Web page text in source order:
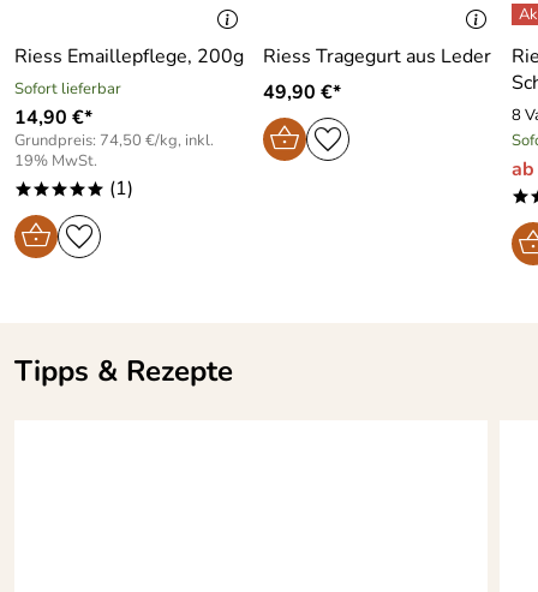
Hersteller: Riess Kelomat GmbH, Maisberg 47, 3341
bakterienhemmend und
aromaneutral
mit Bördelrand und zwei
Emaillegriffen
Riess Emaillepflege, 200g
Sofort lieferbar
14,90 €*
Grundpreis: 74,50 €/kg, inkl.
19% MwSt.
***** (1)
Riess Tragegurt aus Leder
49,90 €*
8
Tipps & Rezepte